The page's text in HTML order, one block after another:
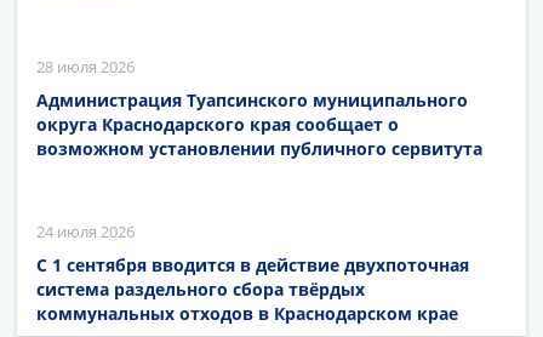
28 июля 2026
Администрация Туапсинского муниципального
округа Краснодарского края сообщает о
возможном установлении публичного сервитута
24 июля 2026
С 1 сентября вводится в действие двухпоточная
система раздельного сбора твёрдых
коммунальных отходов в Краснодарском крае